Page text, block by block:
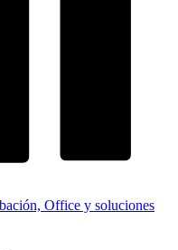
Office y soluciones